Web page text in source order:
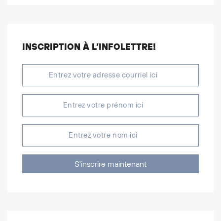
INSCRIPTION À L’INFOLETTRE!
S'inscrire maintenant